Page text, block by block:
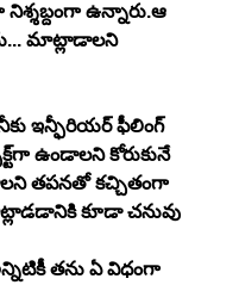
నిశ్శబ్దంగా ఉన్నారు.ఆ
మాట్లాడాలని
ఇన్ఫీరియర్ ఫీలింగ్
తపనతో కచ్చితంగా
కూడా చనువు
తను ఏ విధంగా